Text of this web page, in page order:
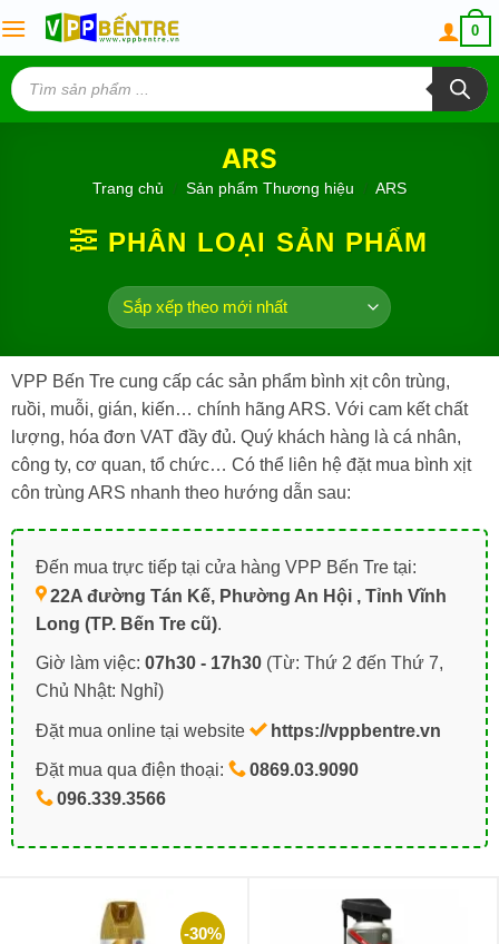
to
content
0
Tìm
kiếm
sản
phẩm
ARS
Trang chủ Sản phẩm Thương hiệu ARS
PHÂN LOẠI SẢN PHẨM
VPP Bến Tre cung cấp các sản phẩm bình xịt côn trùng,
ruồi, muỗi, gián, kiến… chính hãng ARS. Với cam kết chất
lượng, hóa đơn VAT đầy đủ. Quý khách hàng là cá nhân,
công ty, cơ quan, tổ chức… Có thể liên hệ đặt mua bình xịt
côn trùng ARS nhanh theo hướng dẫn sau:
Đến mua trực tiếp tại cửa hàng VPP Bến Tre tại:
22A đường Tán Kế, Phường An Hội , Tỉnh Vĩnh
Long (TP. Bến Tre cũ).
Giờ làm việc: 07h30 - 17h30 (Từ: Thứ 2 đến Thứ 7,
Chủ Nhật: Nghỉ)
Đặt mua online tại website https://vppbentre.vn
Đặt mua qua điện thoại:
0869.03.9090
096.339.3566
-30%